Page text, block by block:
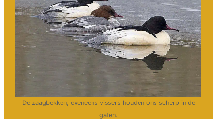
De zaagbekken, eveneens vissers houden ons scherp in de
gaten.